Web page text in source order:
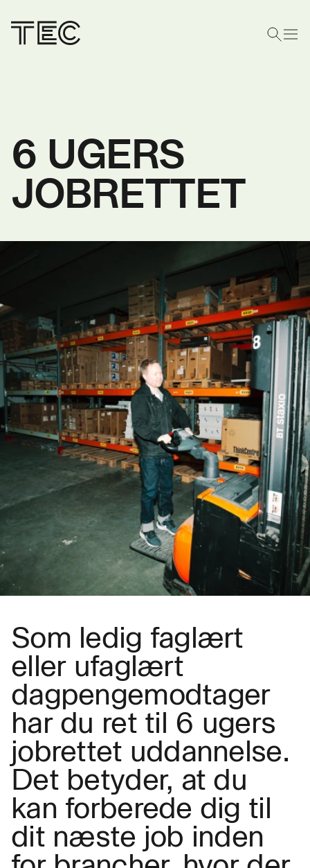
6 UGERS
JOBRETTET
Som ledig faglært
eller ufaglært
dagpengemodtager
har du ret til 6 ugers
jobrettet uddannelse.
Det betyder, at du
kan forberede dig til
dit næste job inden